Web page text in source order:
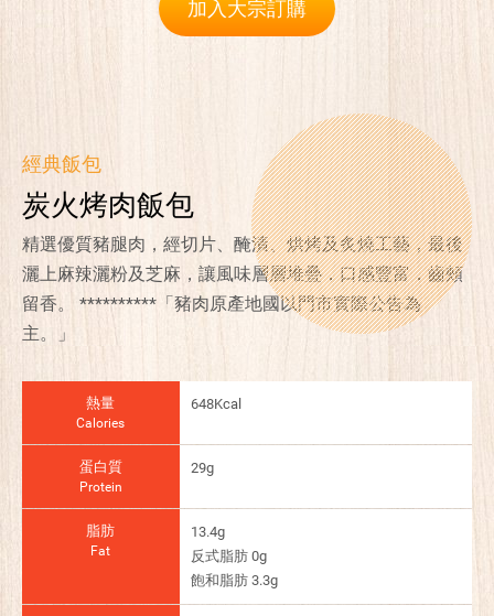
加入大宗訂購
經典飯包
炭火烤肉飯包
精選優質豬腿肉，經切片、醃漬、烘烤及炙燒工藝，最後
灑上麻辣灑粉及芝麻，讓風味層層堆疊，口感豐富，齒頰
留香。 **********「豬肉原產地國以門市實際公告為
主。」
熱量
Calories
648Kcal
蛋白質
Protein
29g
脂肪
Fat
13.4g
反式脂肪 0g
飽和脂肪 3.3g